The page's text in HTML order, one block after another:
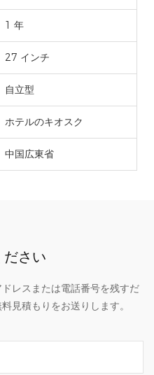
1 年
27 インチ
自立型
ホテルのキオスク
中国広東省
ださい
レスまたは電話番号を残すだ
見積もりをお送りします。